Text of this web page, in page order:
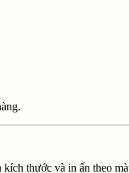
thước và in ấn theo